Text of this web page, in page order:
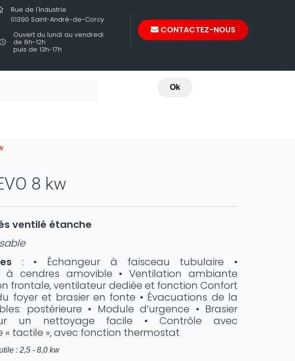
Rue de l'Industrie
01390 Saint-André-de-Corcy
Ouvert du lundi au vendredi
de 8h-12h
puis de 13h-17h
CONTACTEZ-NOUS
Ok
8 kw
ventilé étanche
: • Échangeur à faisceau tubulaire •
à cendres amovible • Ventilation ambiante
frontale, ventilateur dediée et fonction Confort
foyer et brasier en fonte • Évacuations de la
postérieure • Module d’urgence • Brasier
un nettoyage facile • Contrôle avec
tactile », avec fonction thermostat
: 2,5 - 8,0 kw